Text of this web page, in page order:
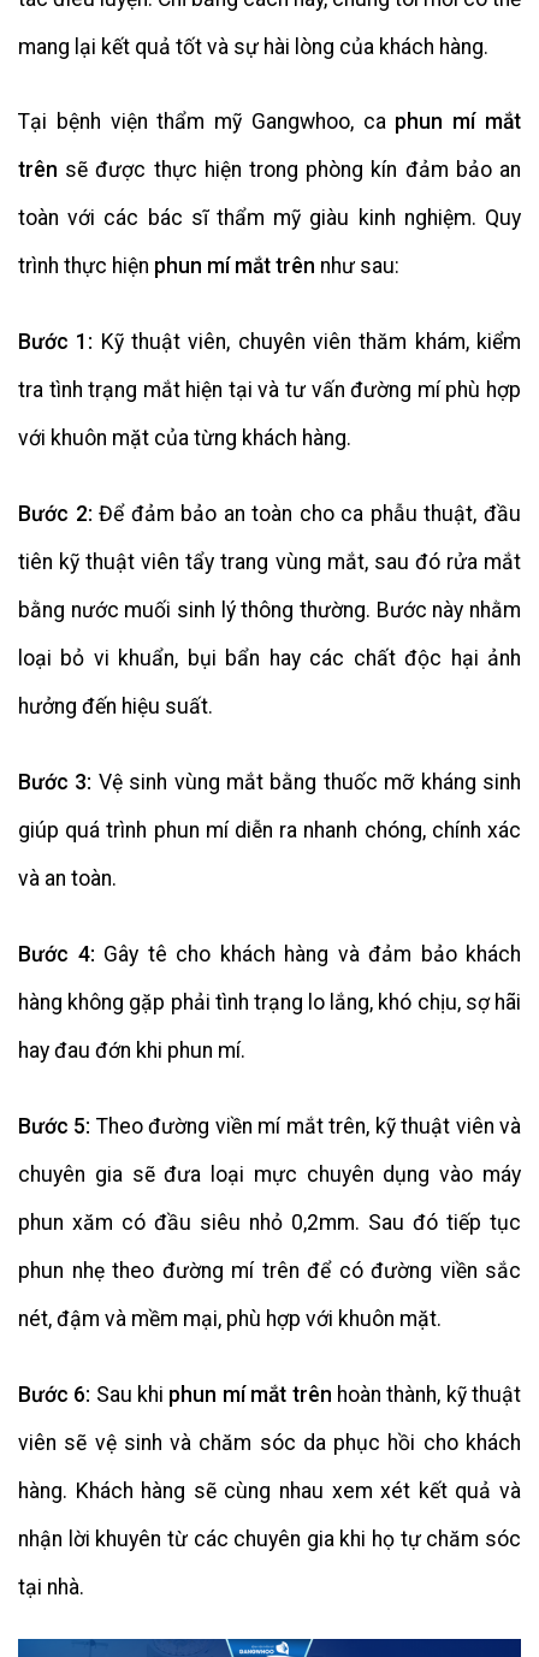
mang lại kết quả tốt và sự hài lòng của khách hàng.
Tại bệnh viện thẩm mỹ Gangwhoo, ca phun mí mắt
trên sẽ được thực hiện trong phòng kín đảm bảo an
toàn với các bác sĩ thẩm mỹ giàu kinh nghiệm. Quy
trình thực hiện phun mí mắt trên như sau:
Bước 1: Kỹ thuật viên, chuyên viên thăm khám, kiểm
tra tình trạng mắt hiện tại và tư vấn đường mí phù hợp
với khuôn mặt của từng khách hàng.
Bước 2: Để đảm bảo an toàn cho ca phẫu thuật, đầu
tiên kỹ thuật viên tẩy trang vùng mắt, sau đó rửa mắt
bằng nước muối sinh lý thông thường. Bước này nhằm
loại bỏ vi khuẩn, bụi bẩn hay các chất độc hại ảnh
hưởng đến hiệu suất.
Bước 3: Vệ sinh vùng mắt bằng thuốc mỡ kháng sinh
giúp quá trình phun mí diễn ra nhanh chóng, chính xác
và an toàn.
Bước 4: Gây tê cho khách hàng và đảm bảo khách
hàng không gặp phải tình trạng lo lắng, khó chịu, sợ hãi
hay đau đớn khi phun mí.
Bước 5: Theo đường viền mí mắt trên, kỹ thuật viên và
chuyên gia sẽ đưa loại mực chuyên dụng vào máy
phun xăm có đầu siêu nhỏ 0,2mm. Sau đó tiếp tục
phun nhẹ theo đường mí trên để có đường viền sắc
nét, đậm và mềm mại, phù hợp với khuôn mặt.
Bước 6: Sau khi phun mí mắt trên hoàn thành, kỹ thuật
viên sẽ vệ sinh và chăm sóc da phục hồi cho khách
hàng. Khách hàng sẽ cùng nhau xem xét kết quả và
nhận lời khuyên từ các chuyên gia khi họ tự chăm sóc
tại nhà.